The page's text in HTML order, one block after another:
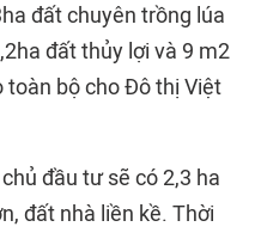
đất chuyên trồng lúa
đất thủy lợi và 9 m2
toàn bộ cho Đô thị Việt
đầu tư sẽ có 2,3 ha
đất nhà liền kề. Thời